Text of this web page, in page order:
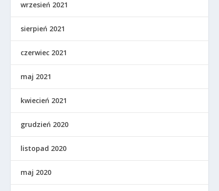
wrzesień 2021
sierpień 2021
czerwiec 2021
maj 2021
kwiecień 2021
grudzień 2020
listopad 2020
maj 2020